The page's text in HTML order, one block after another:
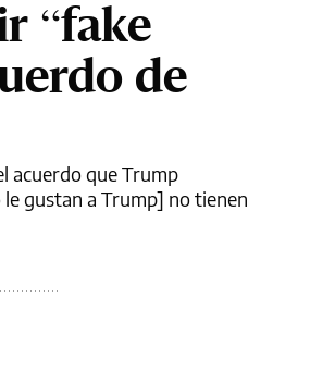
“fake
de
acuerdo que Trump
gustan a Trump] no tienen